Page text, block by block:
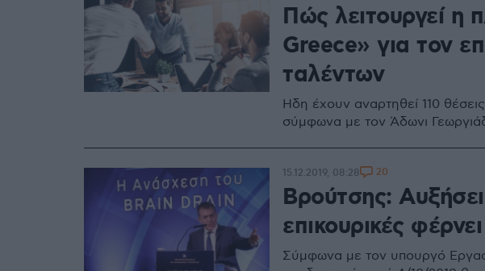
Πώς λειτουργεί η
Greece» για τον
ταλέντων
Ηδη έχουν αναρτηθεί 110
σύμφωνα με τον Άδωνι
Βρούτσης:
επικουρικές
Σύμφωνα με τον υπουργό
15.12.2019, 08:28 20